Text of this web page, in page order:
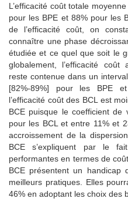
L’efficacité coût totale
pour les BPE et 88% pour les
de l’efficacité coût, on
connaître une phase
étudiée et ce quel que soit le
globalement, l’efficacité
reste contenue dans un
[82%-89%] pour les BPE
l’efficacité coût des BCL est
BCE puisque le coefficient
pour les BCL et entre 11% et
accroissement de la
BCE s’expliquent par le
performantes en termes de
BCE présentent un
meilleurs pratiques. Elles
46% en adoptant les choix des